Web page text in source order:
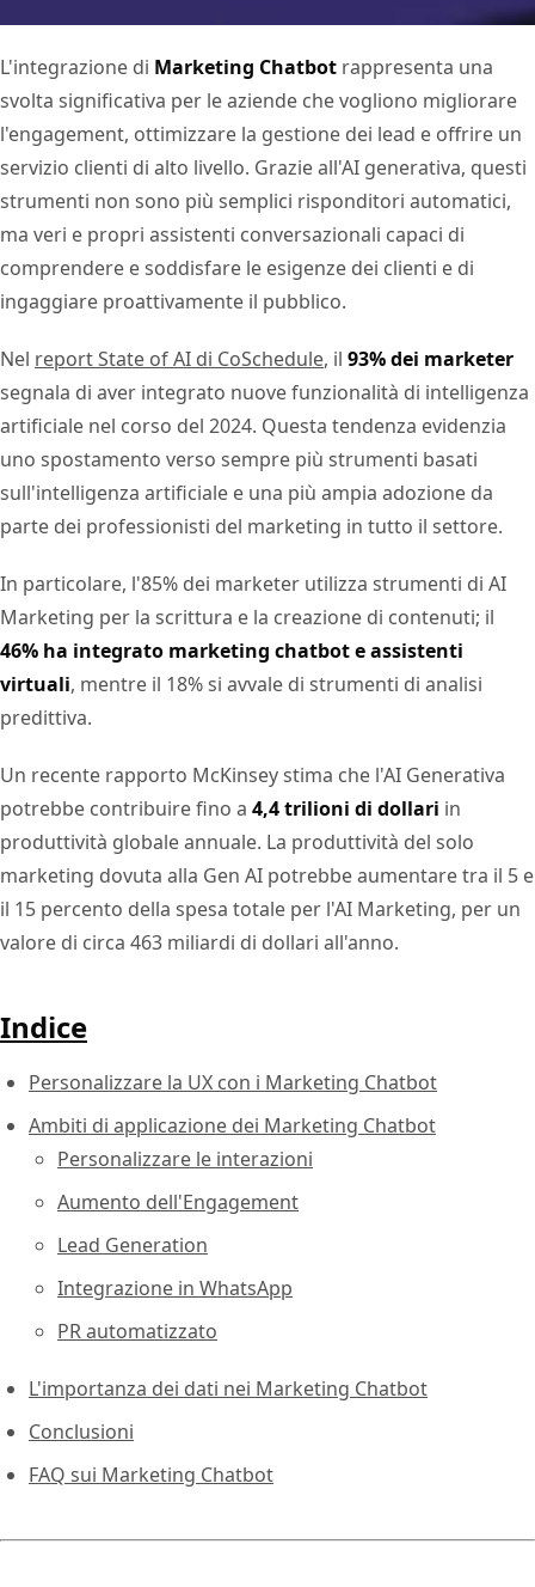
L'integrazione di Marketing Chatbot rappresenta una
svolta significativa per le aziende che vogliono migliorare
l'engagement, ottimizzare la gestione dei lead e offrire un
servizio clienti di alto livello. Grazie all'AI generativa, questi
strumenti non sono più semplici risponditori automatici,
ma veri e propri assistenti conversazionali capaci di
comprendere e soddisfare le esigenze dei clienti e di
ingaggiare proattivamente il pubblico.
Nel report State of AI di CoSchedule, il 93% dei marketer
segnala di aver integrato nuove funzionalità di intelligenza
artificiale nel corso del 2024. Questa tendenza evidenzia
uno spostamento verso sempre più strumenti basati
sull'intelligenza artificiale e una più ampia adozione da
parte dei professionisti del marketing in tutto il settore.
In particolare, l'85% dei marketer utilizza strumenti di AI
Marketing per la scrittura e la creazione di contenuti; il
46% ha integrato marketing chatbot e assistenti
virtuali, mentre il 18% si avvale di strumenti di analisi
predittiva.
Un recente rapporto McKinsey stima che l'AI Generativa
potrebbe contribuire fino a 4,4 trilioni di dollari in
produttività globale annuale. La produttività del solo
marketing dovuta alla Gen AI potrebbe aumentare tra il 5 e
il 15 percento della spesa totale per l'AI Marketing, per un
valore di circa 463 miliardi di dollari all'anno.
Indice
Personalizzare la UX con i Marketing Chatbot
Ambiti di applicazione dei Marketing Chatbot
Personalizzare le interazioni
Aumento dell'Engagement
Lead Generation
Integrazione in WhatsApp
PR automatizzato
L'importanza dei dati nei Marketing Chatbot
Conclusioni
FAQ sui Marketing Chatbot